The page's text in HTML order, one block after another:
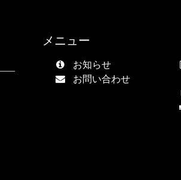
メニュー
お知らせ
お問い合わせ